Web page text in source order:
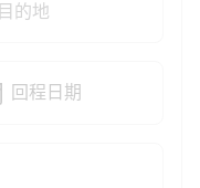
目的地
回程日期